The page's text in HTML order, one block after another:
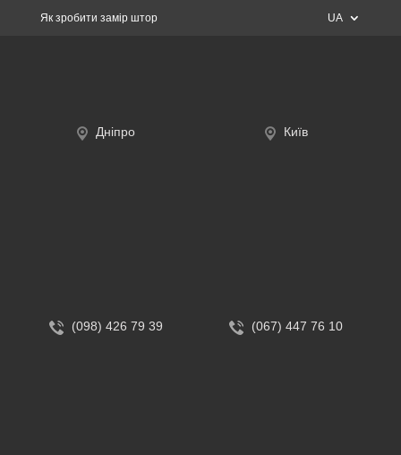
Як зробити замір штор UA
Дніпро
(098) 426 79 39
Київ
(067) 447 76 10